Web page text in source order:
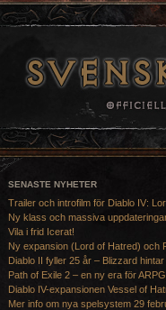
SENASTE NYHETER
Trailer och introfilm för Diablo IV:
Ny klass och massiva
Vila i frid Icerat!
Ny expansion (Lord of Hatred) och
Diablo II fyller 25 år – Blizzard
Path of Exile 2 – en ny era för
Diablo IV-expansionen Vessel of
Mer info om nya spelsystem 29